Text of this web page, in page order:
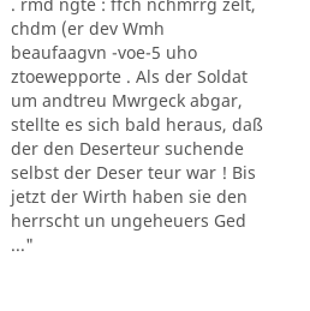
chdm (er dev Wmh
beaufaagvn -voe-5 uho
ztoewepporte . Als der Soldat
um andtreu Mwrgeck abgar,
stellte es sich bald heraus, daß
der den Deserteur suchende
selbst der Deser teur war ! Bis
jetzt der Wirth haben sie den
herrscht un ungeheuers Ged
..."